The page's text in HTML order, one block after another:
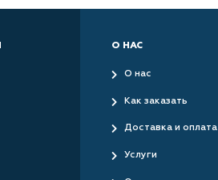
О НАС
О нас
Как заказать
Доставка и оплата
Услуги